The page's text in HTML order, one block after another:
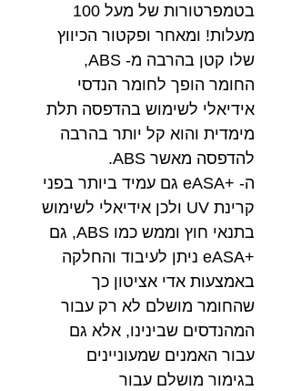
בטמפרטורות של מעל 100
מעלות! ומאחר ופקטור הכיווץ
שלו קטן בהרבה מ- ABS,
החומר הופך לחומר הנדסי
אידיאלי לשימוש בהדפסה תלת
מימדית והוא קל יותר בהרבה
להדפסה מאשר ABS.
ה- +eASA גם עמיד ביותר בפני
קרינת UV ולכן אידיאלי לשימוש
בתנאי חוץ וממש כמו ABS, גם
+eASA ניתן לעיבוד והחלקה
באמצעות אדי אציטון כך
שהחומר מושלם לא רק עבור
המהנדסים שבינינו, אלא גם
עבור האמנים שמעוניינים
בגימור מושלם עבור